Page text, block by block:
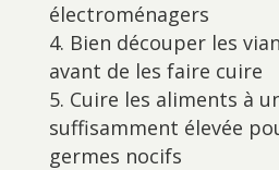
électroménagers
Bien découper les
avant de les faire cuire
Cuire les aliments à
suffisamment élevée
germes nocifs